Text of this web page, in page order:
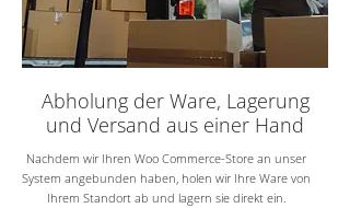
Abholung der Ware, Lagerung
und Versand aus einer Hand
Nachdem wir Ihren Woo Commerce-Store an unser
System angebunden haben, holen wir Ihre Ware von
Ihrem Standort ab und lagern sie direkt ein.